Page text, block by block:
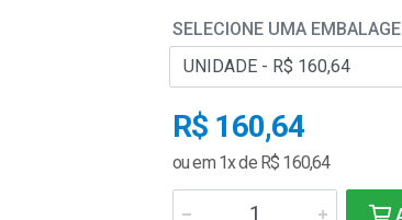
SELECIONE UMA
R$ 160,64
ou em 1x de R$ 160,64